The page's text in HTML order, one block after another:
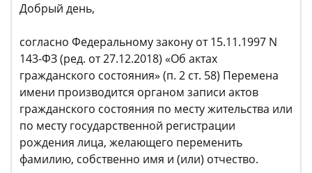
Добрый день,
согласно Федеральному закону от 15.11.1997 N
143-ФЗ (ред. от 27.12.2018) «Об актах
гражданского состояния» (п. 2 ст. 58) Перемена
имени производится органом записи актов
гражданского состояния по месту жительства или
по месту государственной регистрации
рождения лица, желающего переменить
фамилию, собственно имя и (или) отчество.